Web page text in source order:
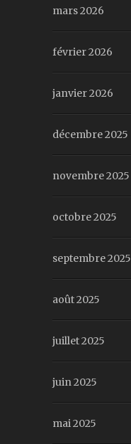
mars 2026
février 2026
janvier 2026
décembre 2025
novembre 2025
octobre 2025
septembre 2025
août 2025
juillet 2025
juin 2025
mai 2025